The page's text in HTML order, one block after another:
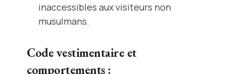
inaccessibles aux visiteurs non
musulmans.
Code vestimentaire et
comportements :